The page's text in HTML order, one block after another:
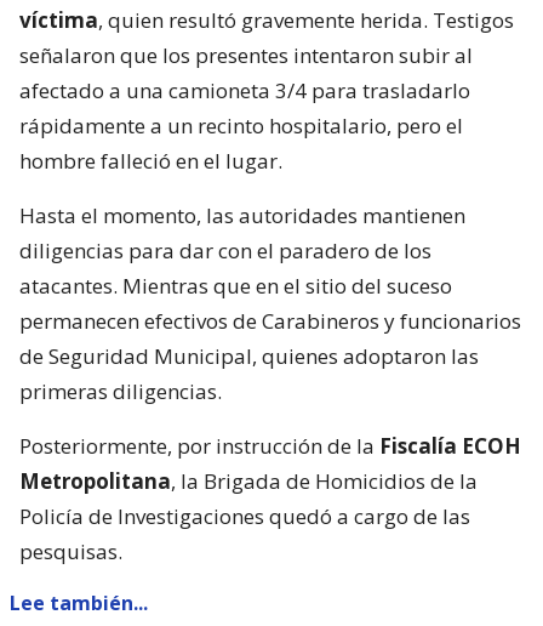
víctima, quien resultó gravemente herida. Testigos
señalaron que los presentes intentaron subir al
afectado a una camioneta 3/4 para trasladarlo
rápidamente a un recinto hospitalario, pero el
hombre falleció en el lugar.
Hasta el momento, las autoridades mantienen
diligencias para dar con el paradero de los
atacantes. Mientras que en el sitio del suceso
permanecen efectivos de Carabineros y funcionarios
de Seguridad Municipal, quienes adoptaron las
primeras diligencias.
Posteriormente, por instrucción de la Fiscalía ECOH
Metropolitana, la Brigada de Homicidios de la
Policía de Investigaciones quedó a cargo de las
pesquisas.
Lee también...